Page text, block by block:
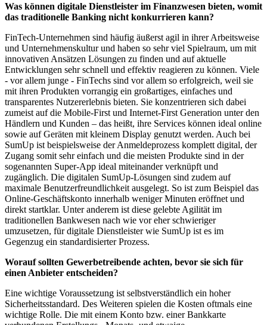
Was können digitale Dienstleister im Finanzwesen bieten, womit
das traditionelle Banking nicht konkurrieren kann?
FinTech-Unternehmen sind häufig äußerst agil in ihrer Arbeitsweise
und Unternehmenskultur und haben so sehr viel Spielraum, um mit
innovativen Ansätzen Lösungen zu finden und auf aktuelle
Entwicklungen sehr schnell und effektiv reagieren zu können. Viele
- vor allem junge - FinTechs sind vor allem so erfolgreich, weil sie
mit ihren Produkten vorrangig ein großartiges, einfaches und
transparentes Nutzererlebnis bieten. Sie konzentrieren sich dabei
zumeist auf die Mobile-First und Internet-First Generation unter den
Händlern und Kunden – das heißt, ihre Services können ideal online
sowie auf Geräten mit kleinem Display genutzt werden. Auch bei
SumUp ist beispielsweise der Anmeldeprozess komplett digital, der
Zugang somit sehr einfach und die meisten Produkte sind in der
sogenannten Super-App ideal miteinander verknüpft und
zugänglich. Die digitalen SumUp-Lösungen sind zudem auf
maximale Benutzerfreundlichkeit ausgelegt. So ist zum Beispiel das
Online-Geschäftskonto innerhalb weniger Minuten eröffnet und
direkt startklar. Unter anderem ist diese gelebte Agilität im
traditionellen Bankwesen nach wie vor eher schwieriger
umzusetzen, für digitale Dienstleister wie SumUp ist es im
Gegenzug ein standardisierter Prozess.
Worauf sollten Gewerbetreibende achten, bevor sie sich für
einen Anbieter entscheiden?
Eine wichtige Voraussetzung ist selbstverständlich ein hoher
Sicherheitsstandard. Des Weiteren spielen die Kosten oftmals eine
wichtige Rolle. Die mit einem Konto bzw. einer Bankkarte